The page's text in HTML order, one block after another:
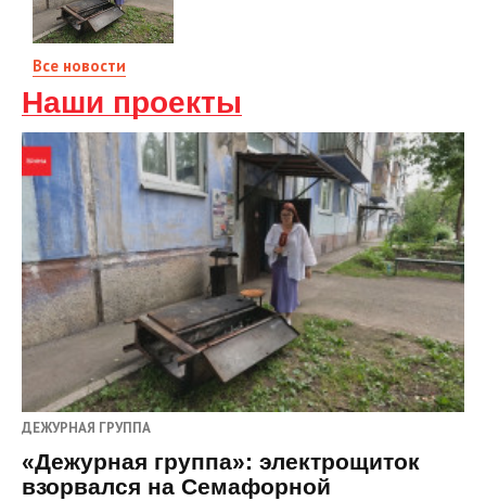
Все новости
Наши проекты
ДЕЖУРНАЯ ГРУППА
«Дежурная группа»: электрощиток
взорвался на Семафорной